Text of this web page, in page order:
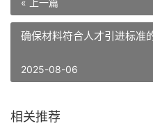
« 上一篇
确保材料符合人才引进标准
2025-08-06
相关推荐